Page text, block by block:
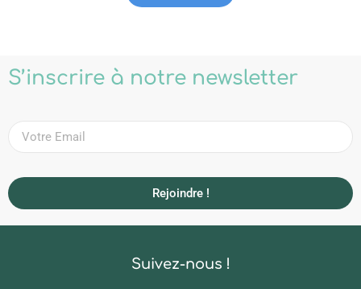
S’inscrire à notre newsletter
Rejoindre !
Suivez-nous !